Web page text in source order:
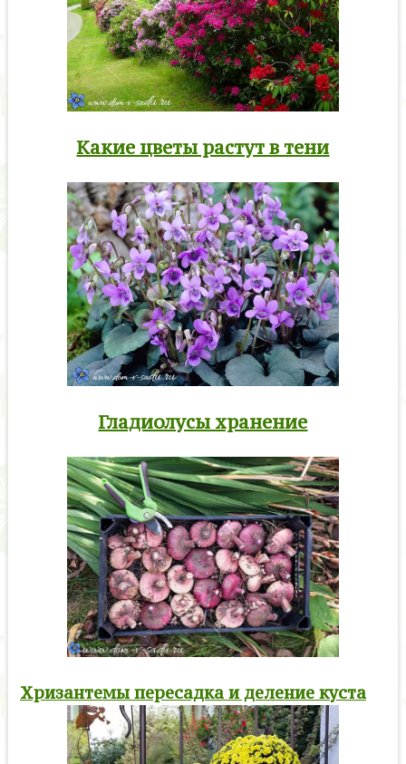
Какие цветы растут в тени
Гладиолусы хранение
Хризантемы пересадка и деление куста